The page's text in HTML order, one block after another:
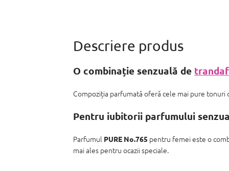
O combinație senzuală de
Compoziția parfumată oferă cele mai pure
Pentru iubitorii parfumului
Parfumul PURE No.765 pentru femei este o
mai ales pentru ocazii speciale.